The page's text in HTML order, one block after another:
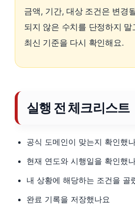
금액, 기간, 대상 조건은 변경
되지 않은 수치를 단정하지 말
최신 기준을 다시 확인해요.
실행 전 체크리스트
공식 도메인이 맞는지 확인했
현재 연도와 시행일을 확인했
내 상황에 해당하는 조건을 골
완료 기록을 저장했나요